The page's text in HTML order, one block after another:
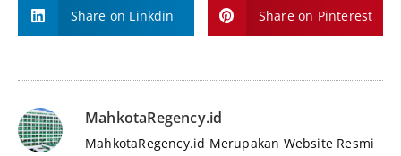
Share on Linkdin Share on Pinterest
MahkotaRegency.id
MahkotaRegency.id Merupakan Website Resmi